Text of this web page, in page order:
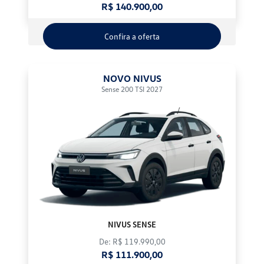
R$ 140.900,00
Confira a oferta
NOVO NIVUS
Sense 200 TSI 2027
NIVUS SENSE
De: R$ 119.990,00
R$ 111.900,00